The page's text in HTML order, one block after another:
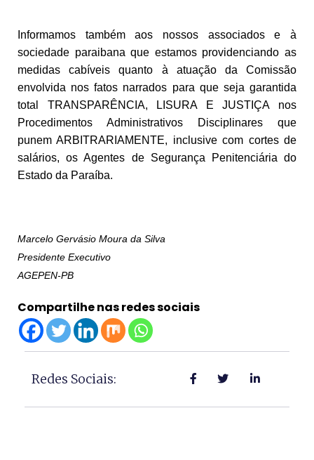
Informamos também aos nossos associados e à
sociedade paraibana que estamos providenciando as
medidas cabíveis quanto à atuação da Comissão
envolvida nos fatos narrados para que seja garantida
total TRANSPARÊNCIA, LISURA E JUSTIÇA nos
Procedimentos Administrativos Disciplinares que
punem ARBITRARIAMENTE, inclusive com cortes de
salários, os Agentes de Segurança Penitenciária do
Estado da Paraíba.
Marcelo Gervásio Moura da Silva
Presidente Executivo
AGEPEN-PB
Compartilhe nas redes sociais
Redes Sociais: